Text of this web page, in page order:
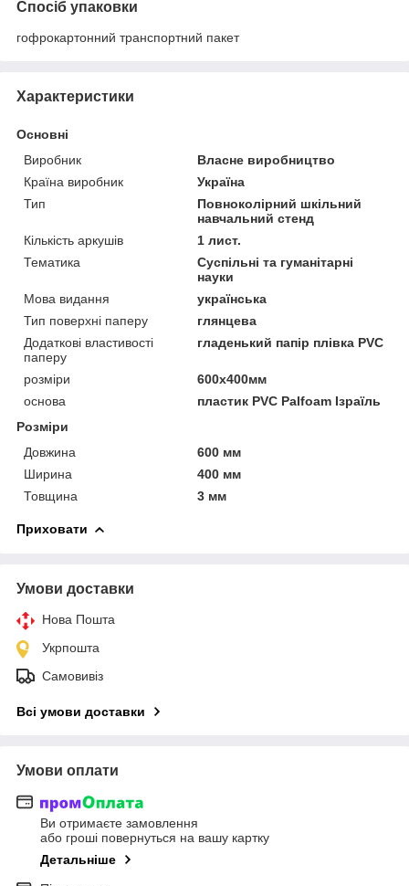
Спосіб упаковки
гофрокартонний транспортний пакет
Характеристики
Основні
Виробник
Власне виробництво
Країна виробник
Україна
Тип
Повноколірний шкільний
навчальний стенд
Кількість аркушів
1 лист.
Тематика
Суспільні та гуманітарні
науки
Мова видання
українська
Тип поверхні паперу
глянцева
Додаткові властивості
паперу
гладенький папір плівка PVC
розміри
600х400мм
основа
пластик PVC Palfoam Ізраїль
Розміри
Довжина
600 мм
Ширина
400 мм
Товщина
3 мм
Приховати
Умови доставки
Нова Пошта
Укрпошта
Самовивіз
Всі умови доставки
Умови оплати
Ви отримаєте замовлення
або гроші повернуться на вашу картку
Детальніше